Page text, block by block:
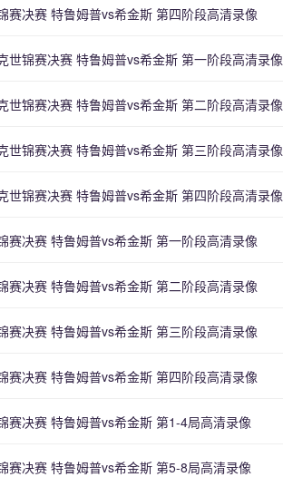
赛决赛 特鲁姆普vs希金斯 第四阶段高清录像
世锦赛决赛 特鲁姆普vs希金斯 第一阶段高清录像
世锦赛决赛 特鲁姆普vs希金斯 第二阶段高清录像
世锦赛决赛 特鲁姆普vs希金斯 第三阶段高清录像
世锦赛决赛 特鲁姆普vs希金斯 第四阶段高清录像
赛决赛 特鲁姆普vs希金斯 第一阶段高清录像
赛决赛 特鲁姆普vs希金斯 第二阶段高清录像
赛决赛 特鲁姆普vs希金斯 第三阶段高清录像
赛决赛 特鲁姆普vs希金斯 第四阶段高清录像
赛决赛 特鲁姆普vs希金斯 第1-4局高清录像
赛决赛 特鲁姆普vs希金斯 第5-8局高清录像